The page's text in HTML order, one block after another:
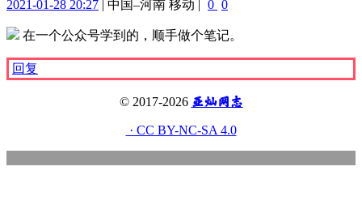
2021-01-28 20:27 中国–河南 移动 0 0
在一个公众号学到的，顺手做个笔记。
回复
© 2017-2026 亚灿网志
· CC BY-NC-SA 4.0